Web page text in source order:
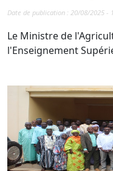
Date de publication : 20/08/2025 -
Le Ministre de
l'Enseignement